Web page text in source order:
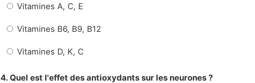
Vitamines A, C, E
Vitamines B6, B9, B12
Vitamines D, K, C
4. Quel est l'effet des antioxydants sur les neurones ?